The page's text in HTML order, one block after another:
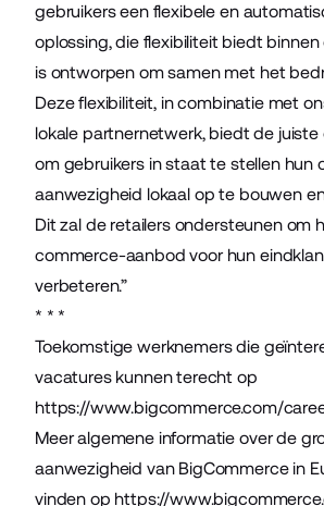
gebruikers een flexibele en
oplossing, die flexibiliteit biedt
is ontworpen om samen met het
Deze flexibiliteit, in combinatie met
lokale partnernetwerk, biedt de
om gebruikers in staat te stellen hun
aanwezigheid lokaal op te bouwen
Dit zal de retailers ondersteunen om
commerce-aanbod voor hun
verbeteren.”
* * *
Toekomstige werknemers die
vacatures kunnen terecht op
https://www.bigcommerce.com/
Meer algemene informatie over de
aanwezigheid van BigCommerce in
vinden op https://